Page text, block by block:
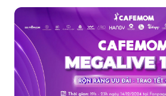
BEAUTY SUMMIT 2024 - HỘI